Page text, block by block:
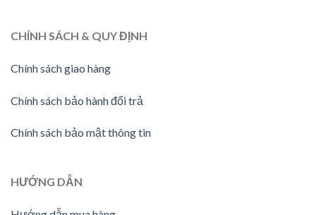
CHÍNH SÁCH & QUY ĐỊNH
Chính sách giao hàng
Chính sách bảo hành đổi trả
Chính sách bảo mật thông tin
HƯỚNG DẪN